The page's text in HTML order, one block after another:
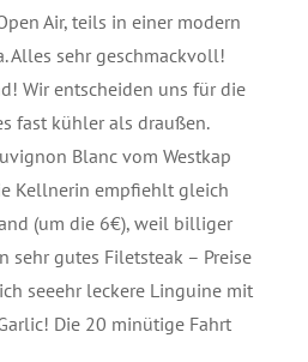
Air, teils in einer modern
Alles sehr geschmackvoll!
Wir entscheiden uns für die
fast kühler als draußen.
Blanc vom Westkap
Kellnerin empfiehlt gleich
(um die 6€), weil billiger
sehr gutes Filetsteak – Preise
seeehr leckere Linguine mit
Die 20 minütige Fahrt